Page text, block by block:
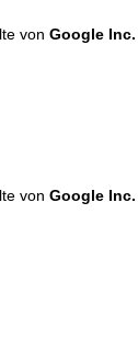
von Google Inc.
von Google Inc.